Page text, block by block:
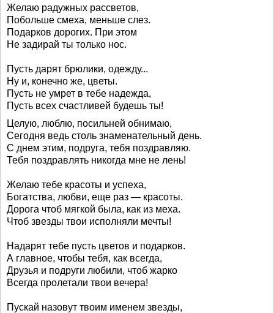
Желаю радужных рассветов,
Побольше смеха, меньше слез.
Подарков дорогих. При этом
Не задирай ты только нос.
Пусть дарят брюлики, одежду...
Ну и, конечно же, цветы.
Пусть не умрет в тебе надежда,
Пусть всех счастливей будешь ты!
Целую, люблю, посильней обнимаю,
Сегодня ведь столь знаменательный день.
С днем этим, подруга, тебя поздравляю.
Тебя поздравлять никогда мне не лень!
Желаю тебе красоты и успеха,
Богатства, любви, еще раз — красоты.
Дорога чтоб мягкой была, как из меха.
Чтоб звезды твои исполняли мечты!
Надарят тебе пусть цветов и подарков.
А главное, чтобы тебя, как всегда,
Друзья и подруги любили, чтоб жарко
Всегда пролетали твои вечера!
Пускай назовут твоим именем звезды,